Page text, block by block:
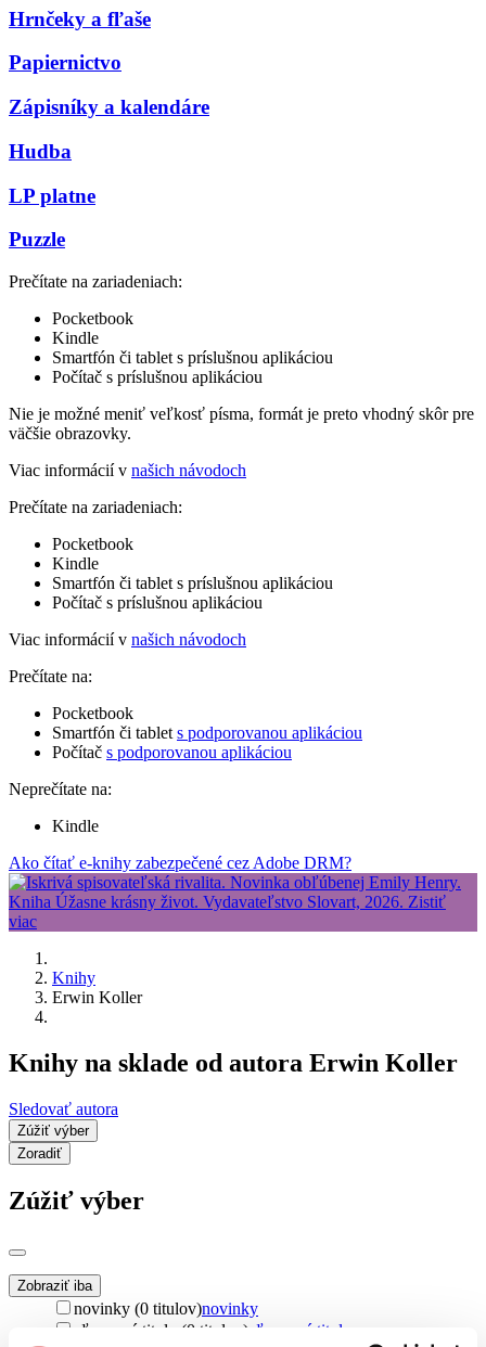
Hrnčeky a fľaše
Papiernictvo
Zápisníky a kalendáre
Hudba
LP platne
Puzzle
Prečítate na zariadeniach:
Pocketbook
Kindle
Smartfón či tablet s príslušnou aplikáciou
Počítač s príslušnou aplikáciou
Nie je možné meniť veľkosť písma, formát je preto vhodný skôr pre
väčšie obrazovky.
Viac informácií v našich návodoch
Prečítate na zariadeniach:
Pocketbook
Kindle
Smartfón či tablet s príslušnou aplikáciou
Počítač s príslušnou aplikáciou
Viac informácií v našich návodoch
Prečítate na:
Pocketbook
Smartfón či tablet s podporovanou aplikáciou
Počítač s podporovanou aplikáciou
Neprečítate na:
Kindle
Ako čítať e-knihy zabezpečené cez Adobe DRM?
Knihy
Erwin Koller
Knihy na sklade od autora Erwin Koller
Sledovať autora
Zúžiť výber
Zoradiť
Zúžiť výber
Zobraziť iba
novinky (0 titulov)novinky
zľavnené tituly (0 titulov) zľavnené tituly